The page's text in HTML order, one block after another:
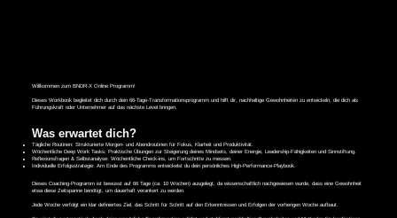
Willkommen zum BNDR-X Online Programm!
Dieses Workbook begleitet dich durch dein 66-Tage-Transformationsprogramm und hilft dir, nachhaltige Gewohnheiten zu entwickeln, die dich als
Führungskraft oder Unternehmer auf das nächste Level bringen.
Was erwartet dich?
Tägliche Routinen: Strukturierte Morgen- und Abendroutinen für Fokus, Klarheit und Produktivität.
Wöchentliche Deep Work Tasks: Praktische Übungen zur Steigerung deines Mindsets, deiner Energie, Leadership-Fähigkeiten und Sinnstiftung.
Reflexionsfragen & Selbstanalyse: Wöchentliche Check-ins, um Fortschritte zu messen.
Individuelle Erfolgsstrategie: Am Ende des Programms entwickelst du dein persönliches High-Performance-Playbook.
Dieses Coaching-Programm ist bewusst auf 66 Tage (ca. 10 Wochen) ausgelegt, da wissenschaftlich nachgewiesen wurde, dass eine Gewohnheit
etwa diese Zeitspanne benötigt, um dauerhaft verankert zu werden.
Jede Woche verfolgt ein klar definiertes Ziel, das Schritt für Schritt auf den Erkenntnissen und Erfolgen der vorherigen Woche aufbaut.